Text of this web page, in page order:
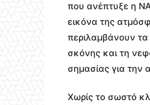
που ανέπτυξε η
εικόνα της
περιλαμβάνουν τα
σκόνης και τη
σημασίας για
Χωρίς το σωστό